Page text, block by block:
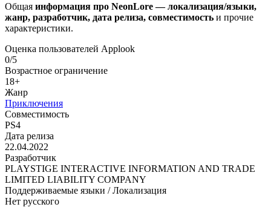
Общая информация про NeonLore — локализация/языки,
жанр, разработчик, дата релиза, совместимость и прочие
характеристики.
Оценка пользователей Applook
0/5
Возрастное ограничение
18+
Жанр
Приключения
Совместимость
PS4
Дата релиза
22.04.2022
Разработчик
PLAYSTIGE INTERACTIVE INFORMATION AND TRADE
LIMITED LIABILITY COMPANY
Поддерживаемые языки / Локализация
Нет русского